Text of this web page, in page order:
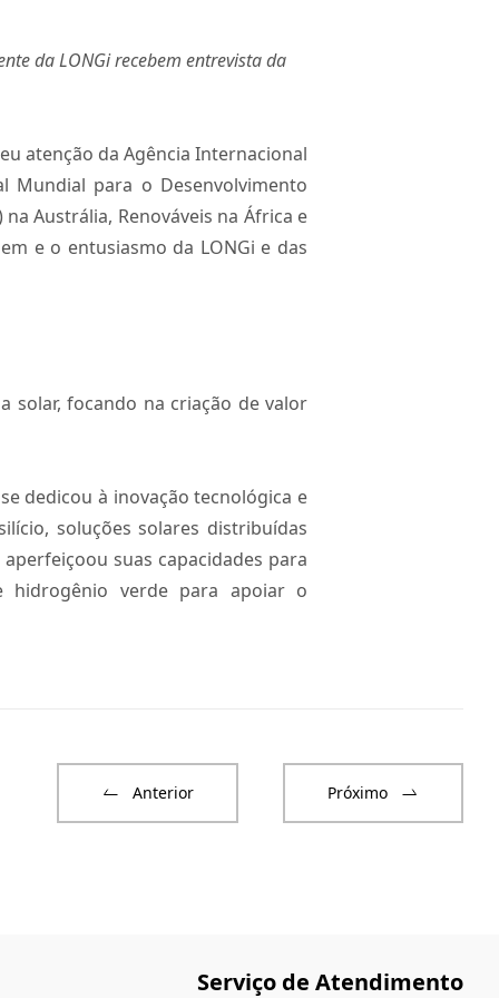
da LONGi recebem entrevista da
atenção da Agência Internacional
Mundial para o Desenvolvimento
Austrália, Renováveis na África e
e o entusiasmo da LONGi e das
solar, focando na criação de valor
dedicou à inovação tecnológica e
soluções solares distribuídas
suas capacidades para
hidrogênio verde para apoiar o
Anterior Próximo
Serviço de Atendimento